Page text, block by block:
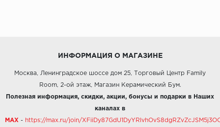
ИНФОРМАЦИЯ О МАГАЗИНЕ
Москва, Ленинградское шоссе дом 25, Торговый Центр Family
Room, 2-ой этаж, Магазин Керамический Бум.
Полезная информация, скидки, акции, бонусы и подарки в Наших
каналах в
MAX - https://max.ru/join/